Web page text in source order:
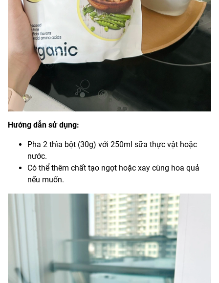
Hướng dẫn sử dụng:
Pha 2 thìa bột (30g) với 250ml sữa thực vật hoặc
nước.
Có thể thêm chất tạo ngọt hoặc xay cùng hoa quả
nếu muốn.